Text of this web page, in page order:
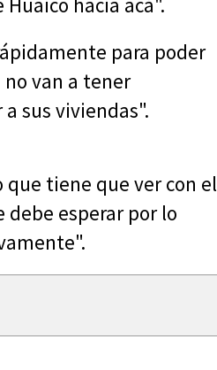
para poder
van a tener
sus viviendas".
tiene que ver con el
esperar por lo